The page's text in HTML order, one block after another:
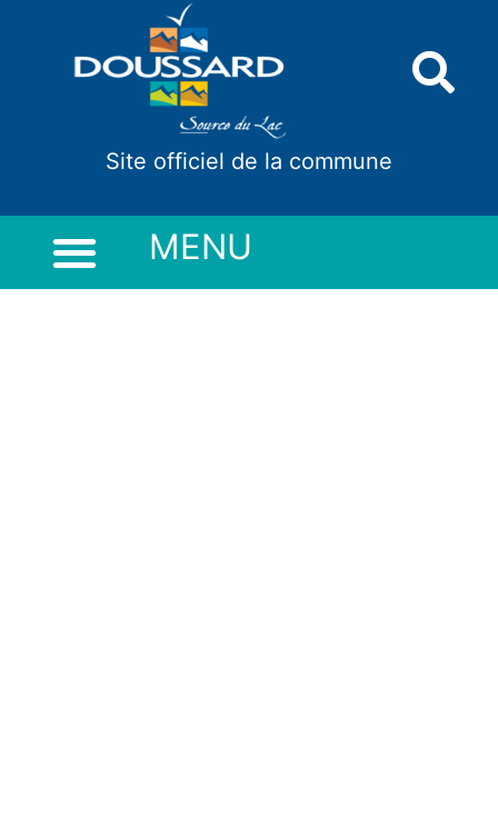
Site officiel de la commune
MENU
Panneau de gestion des cookies